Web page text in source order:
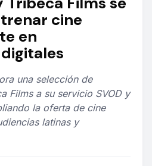
cine
en
una selección de
Films a su servicio SVOD y
la oferta de cine
latinas y